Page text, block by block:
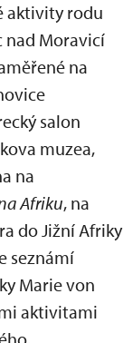
aktivity rodu
nad Moravicí
na
salon
muzea,
na
Afriku, na
do Jižní Afriky
seznámí
Marie von
aktivitami